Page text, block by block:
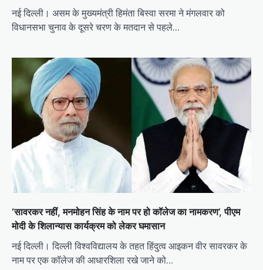
नई दिल्ली। असम के मुख्यमंत्री हिमंता बिस्वा सरमा ने मंगलवार को
विधानसभा चुनाव के दूसरे चरण के मतदान से पहले…
‘सावरकर नहीं, मनमोहन सिंह के नाम पर हो कॉलेज का नामकरण’, पीएम
मोदी के शिलान्यास कार्यक्रम को लेकर घमासान
नई दिल्ली। दिल्ली विश्वविद्यालय के तहत हिंदुत्व आइकन वीर सावरकर के
नाम पर एक कॉलेज की आधारशिला रखे जाने को…